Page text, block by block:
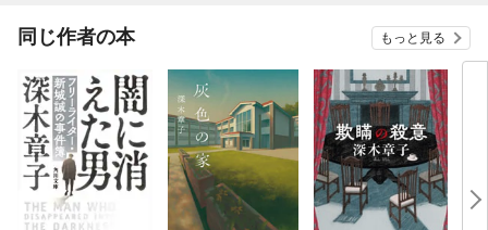
同じ作者の本 もっと見る